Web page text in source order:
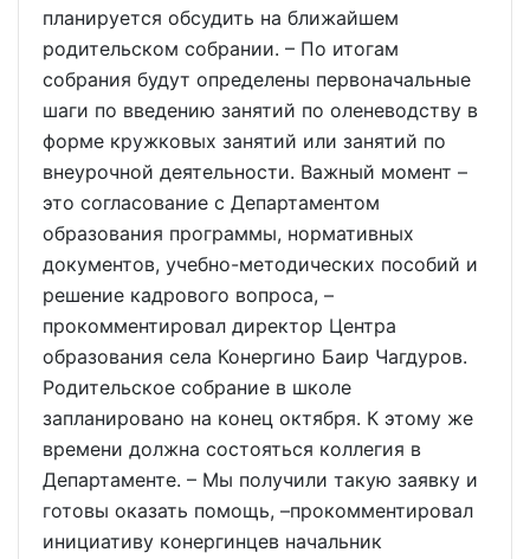
планируется обсудить на ближайшем
родительском собрании. – По итогам
собрания будут определены первоначальные
шаги по введению занятий по оленеводству в
форме кружковых занятий или занятий по
внеурочной деятельности. Важный момент –
это согласование с Департаментом
образования программы, нормативных
документов, учебно-методических пособий и
решение кадрового вопроса, –
прокомментировал директор Центра
образования села Конергино Баир Чагдуров.
Родительское собрание в школе
запланировано на конец октября. К этому же
времени должна состояться коллегия в
Департаменте. – Мы получили такую заявку и
готовы оказать помощь, –прокомментировал
инициативу конергинцев начальник